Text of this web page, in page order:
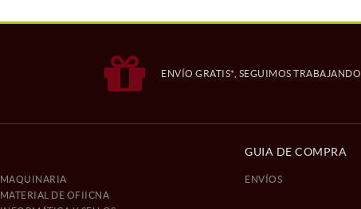
ENVÍO GRATIS*, SEGUIMOS TRABAJANDO
MAQUINARIA
MATERIAL DE OFIICNA
GUIA DE COMPRA
ENVÍOS